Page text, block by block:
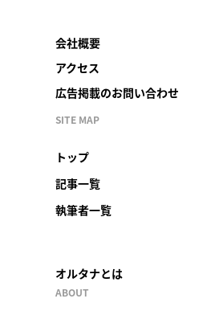
会社概要
アクセス
広告掲載のお問い合わせ
SITE MAP
トップ
記事一覧
執筆者一覧
オルタナとは
ABOUT